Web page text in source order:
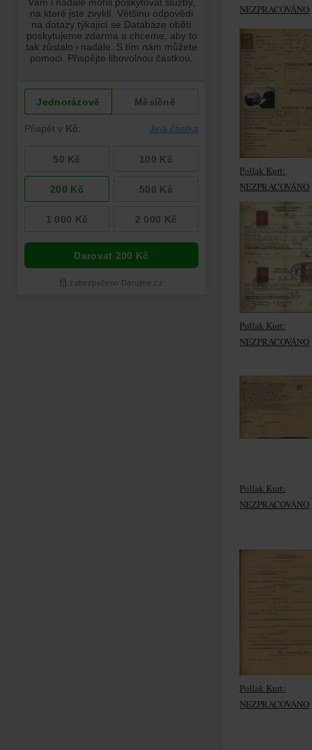
NEZPRACOVÁNO
Pollak Kurt:
NEZPRACOVÁNO
Pollak Kurt:
NEZPRACOVÁNO
Pollak Kurt:
NEZPRACOVÁNO
Pollak Kurt:
NEZPRACOVÁNO